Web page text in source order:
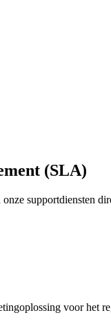
(SLA)
supportdiensten
voor het